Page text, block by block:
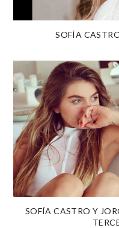
SOFÍA
SOFÍA CASTRO Y